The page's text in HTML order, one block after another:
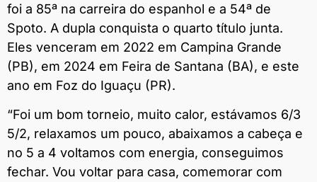
foi a 85ª na carreira do espanhol e a 54ª de
Spoto. A dupla conquista o quarto título junta.
Eles venceram em 2022 em Campina Grande
(PB), em 2024 em Feira de Santana (BA), e este
ano em Foz do Iguaçu (PR).
“Foi um bom torneio, muito calor, estávamos 6/3
5/2, relaxamos um pouco, abaixamos a cabeça e
no 5 a 4 voltamos com energia, conseguimos
fechar. Vou voltar para casa, comemorar com